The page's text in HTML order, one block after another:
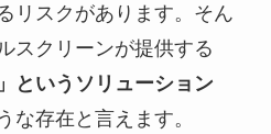
リスクがあります。そん
スクリーンが提供する
というソリューション
な存在と言えます。